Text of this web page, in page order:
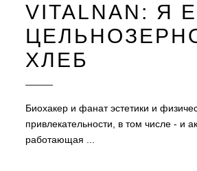
VITALNAN: Я
ХЛЕБ
Биохакер и фанат эстетики и
привлекательности, в том числе - и
работающая